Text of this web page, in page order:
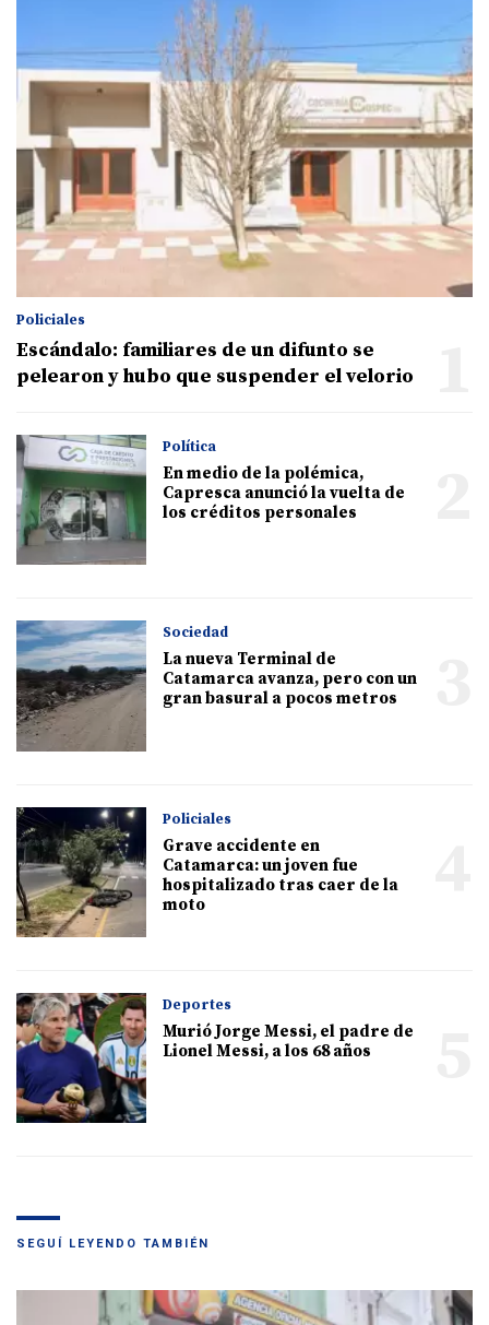
Policiales
Escándalo: familiares de un difunto se
pelearon y hubo que suspender el velorio
Política
En medio de la polémica,
Capresca anunció la vuelta de
los créditos personales
Sociedad
La nueva Terminal de
Catamarca avanza, pero con un
gran basural a pocos metros
Policiales
Grave accidente en
Catamarca: un joven fue
hospitalizado tras caer de la
moto
Deportes
Murió Jorge Messi, el padre de
Lionel Messi, a los 68 años
SEGUÍ LEYENDO TAMBIÉN